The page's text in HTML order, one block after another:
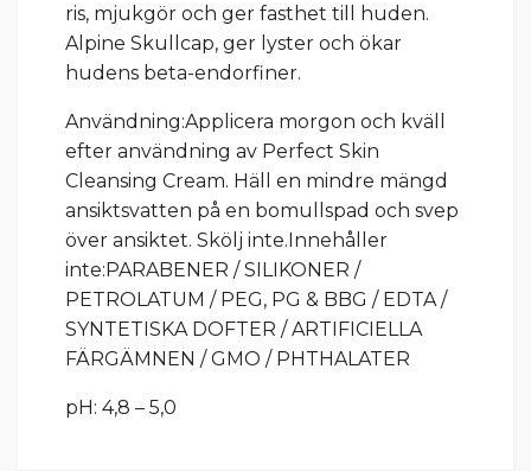
ris, mjukgör och ger fasthet till huden.
Alpine Skullcap, ger lyster och ökar
hudens beta-endorfiner.
Användning:Applicera morgon och kväll
efter användning av Perfect Skin
Cleansing Cream. Häll en mindre mängd
ansiktsvatten på en bomullspad och svep
över ansiktet. Skölj inte.Innehåller
inte:PARABENER / SILIKONER /
PETROLATUM / PEG, PG & BBG / EDTA /
SYNTETISKA DOFTER / ARTIFICIELLA
FÄRGÄMNEN / GMO / PHTHALATER
pH: 4,8 – 5,0